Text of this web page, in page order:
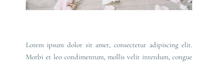
Lorem ipsum dolor sit amet, consectetur adipiscing elit.
Morbi et leo condimentum, mollis velit interdum, congue